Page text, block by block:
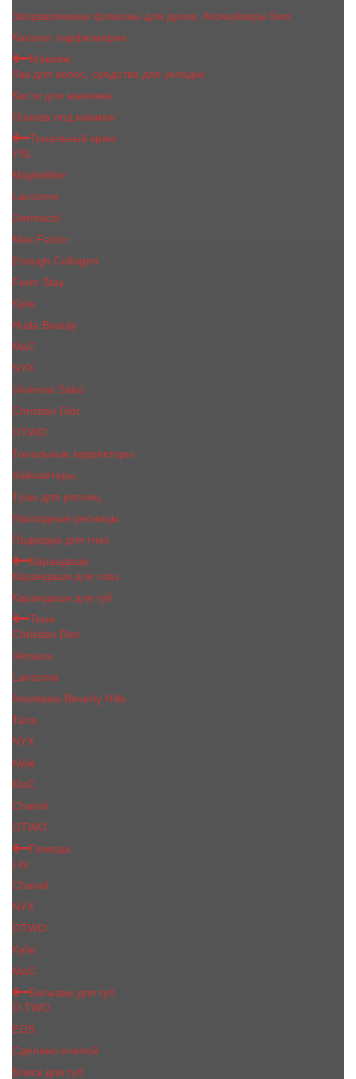
Заправляемые флаконы для духов, Атомайзеры 5мл
Каталог парфюмерии
Макияж
Лак для волос, средства для укладки
Кисти для макияжа
Основа под макияж
Тональный крем
YSL
Maybelline
Lancome
Dermacol
Max Factor
Enough Collagen
Farm Stay
Kylie
Huda Beauty
МаС
NYX
Vivienne Sabo
Сhristiаn Diоr
OTWO
Тональные корректоры
Хайлайтеры
Тушь для ресниц
Накладные ресницы
Подводка для глаз
Карандаши
Карандаши для глаз
Карандаши для губ
Тени
Christian Dior
Versace
Lancome
Anastasia Beverly Hills
Tarte
NYX
Kylie
MaC
Сhanеl
OTWO
Помада
Lily
Chanel
NYX
OTWO
Kylie
МаС
Бальзам для губ
O.TWO
EOS
Сделано пчелой
Блеск для губ